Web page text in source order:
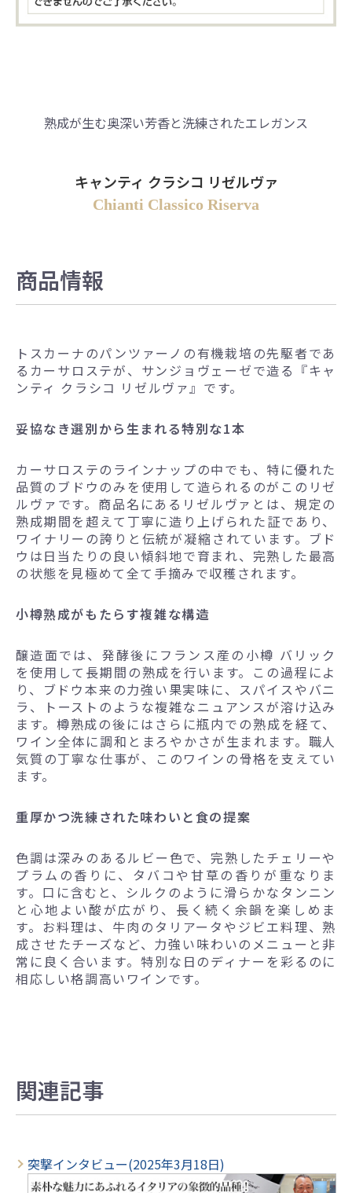
熟成が生む奥深い芳香と洗練されたエレガンス
キャンティ クラシコ リゼルヴァ
Chianti Classico Riserva
商品情報
トスカーナのパンツァーノの有機栽培の先駆者であ
るカーサロステが、サンジョヴェーゼで造る『キャ
ンティ クラシコ リゼルヴァ』です。
妥協なき選別から生まれる特別な1本
カーサロステのラインナップの中でも、特に優れた
品質のブドウのみを使用して造られるのがこのリゼ
ルヴァです。商品名にあるリゼルヴァとは、規定の
熟成期間を超えて丁寧に造り上げられた証であり、
ワイナリーの誇りと伝統が凝縮されています。ブド
ウは日当たりの良い傾斜地で育まれ、完熟した最高
の状態を見極めて全て手摘みで収穫されます。
小樽熟成がもたらす複雑な構造
醸造面では、発酵後にフランス産の小樽 バリック
を使用して長期間の熟成を行います。この過程によ
り、ブドウ本来の力強い果実味に、スパイスやバニ
ラ、トーストのような複雑なニュアンスが溶け込み
ます。樽熟成の後にはさらに瓶内での熟成を経て、
ワイン全体に調和とまろやかさが生まれます。職人
気質の丁寧な仕事が、このワインの骨格を支えてい
ます。
重厚かつ洗練された味わいと食の提案
色調は深みのあるルビー色で、完熟したチェリーや
プラムの香りに、タバコや甘草の香りが重なりま
す。口に含むと、シルクのように滑らかなタンニン
と心地よい酸が広がり、長く続く余韻を楽しめま
す。お料理は、牛肉のタリアータやジビエ料理、熟
成させたチーズなど、力強い味わいのメニューと非
常に良く合います。特別な日のディナーを彩るのに
相応しい格調高いワインです。
関連記事
突撃インタビュー(2025年3月18日)